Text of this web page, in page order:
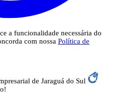
a funcionalidade necessária do
com nossa Política de
de Jaraguá do Sul